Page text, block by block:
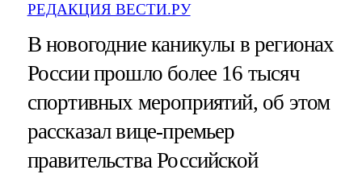
РЕДАКЦИЯ ВЕСТИ.РУ
В новогодние каникулы в регионах
России прошло более 16 тысяч
спортивных мероприятий, об этом
рассказал вице-премьер
правительства Российской